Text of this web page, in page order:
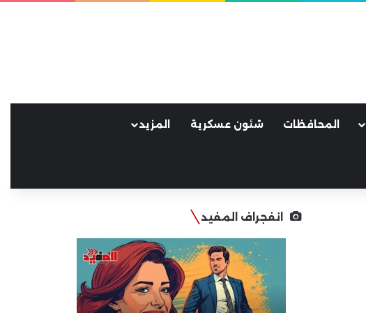
المحافظات شئون عسكرية المزيد
انفجراف المفيد